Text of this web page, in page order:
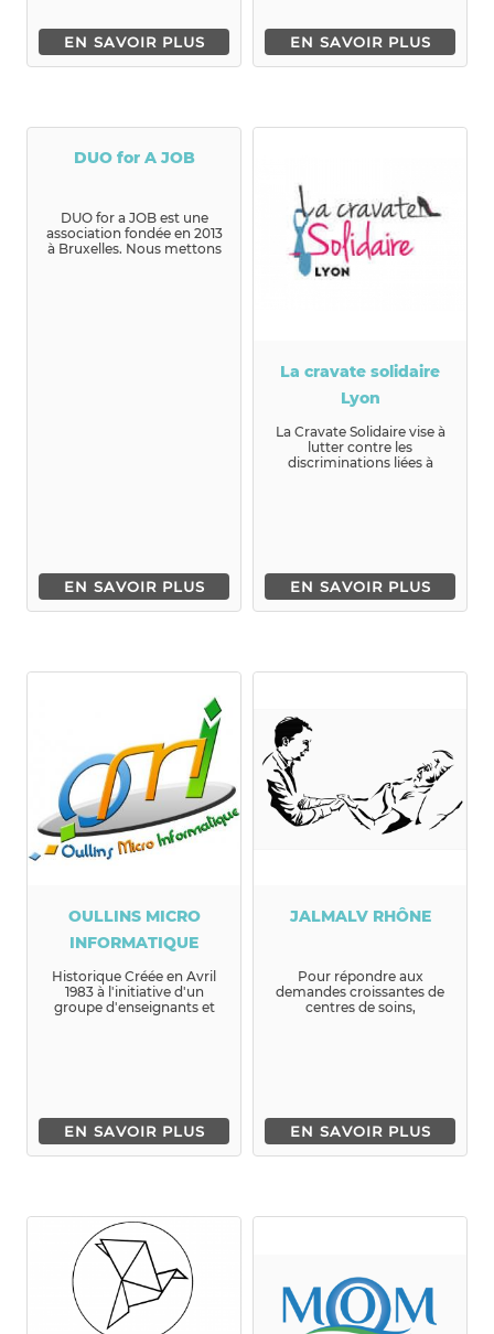
EN SAVOIR PLUS EN SAVOIR PLUS
DUO for A JOB
DUO for a JOB est une
association fondée en 2013
à Bruxelles. Nous mettons
EN SAVOIR PLUS
La cravate solidaire
Lyon
La Cravate Solidaire vise à
lutter contre les
discriminations liées à
EN SAVOIR PLUS
OULLINS MICRO
INFORMATIQUE
Historique Créée en Avril
1983 à l'initiative d'un
groupe d'enseignants et
EN SAVOIR PLUS
JALMALV RHÔNE
Pour répondre aux
demandes croissantes de
centres de soins,
EN SAVOIR PLUS